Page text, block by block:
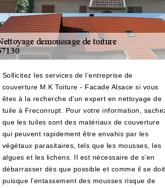
Sollicitez les services de l’entreprise de
couverture M.K Toiture - Facade Alsace si vous
êtes à la recherche d’un expert en nettoyage de
tuile à Freconrupt. Pour votre information,
que les tuiles sont des matériaux de couverture
qui peuvent rapidement être envahis par les
végétaux parasitaires, tels que les mousses, les
algues et les lichens. Il est nécessaire de s’en
débarrasser dès que possible et comme il se doit
puisque l’entassement des mousses risque de